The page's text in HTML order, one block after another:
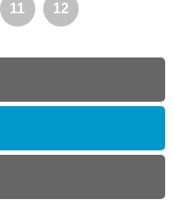
11 12